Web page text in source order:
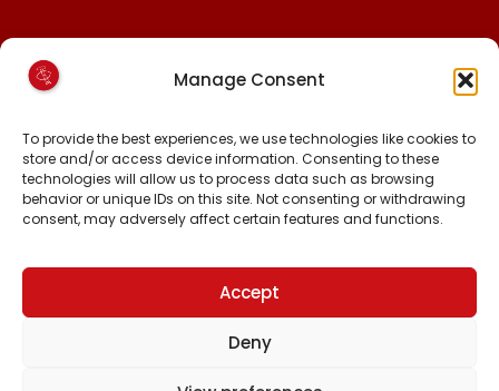
Manage Consent
To provide the best experiences, we use technologies like cookies to
store and/or access device information. Consenting to these
technologies will allow us to process data such as browsing
behavior or unique IDs on this site. Not consenting or withdrawing
consent, may adversely affect certain features and functions.
Accept
Deny
25027388
KONTO NR:
6471-1511626
MALINNAAVIGISIGUT
TIKTOK